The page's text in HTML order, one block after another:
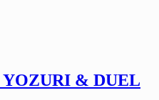
& DUEL